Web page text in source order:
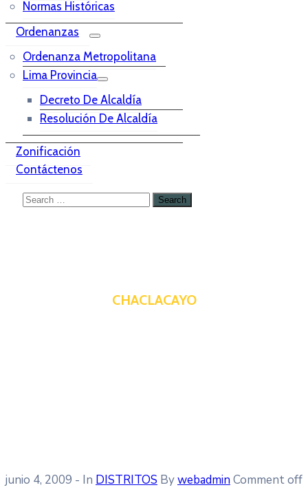
Normas Históricas
Ordenanzas
Ordenanza Metropolitana
Lima Provincia
Decreto De Alcaldía
Resolución De Alcaldía
Zonificación
Contáctenos
CHACLACAYO
junio 4, 2009 - In DISTRITOS BywebadminComment off